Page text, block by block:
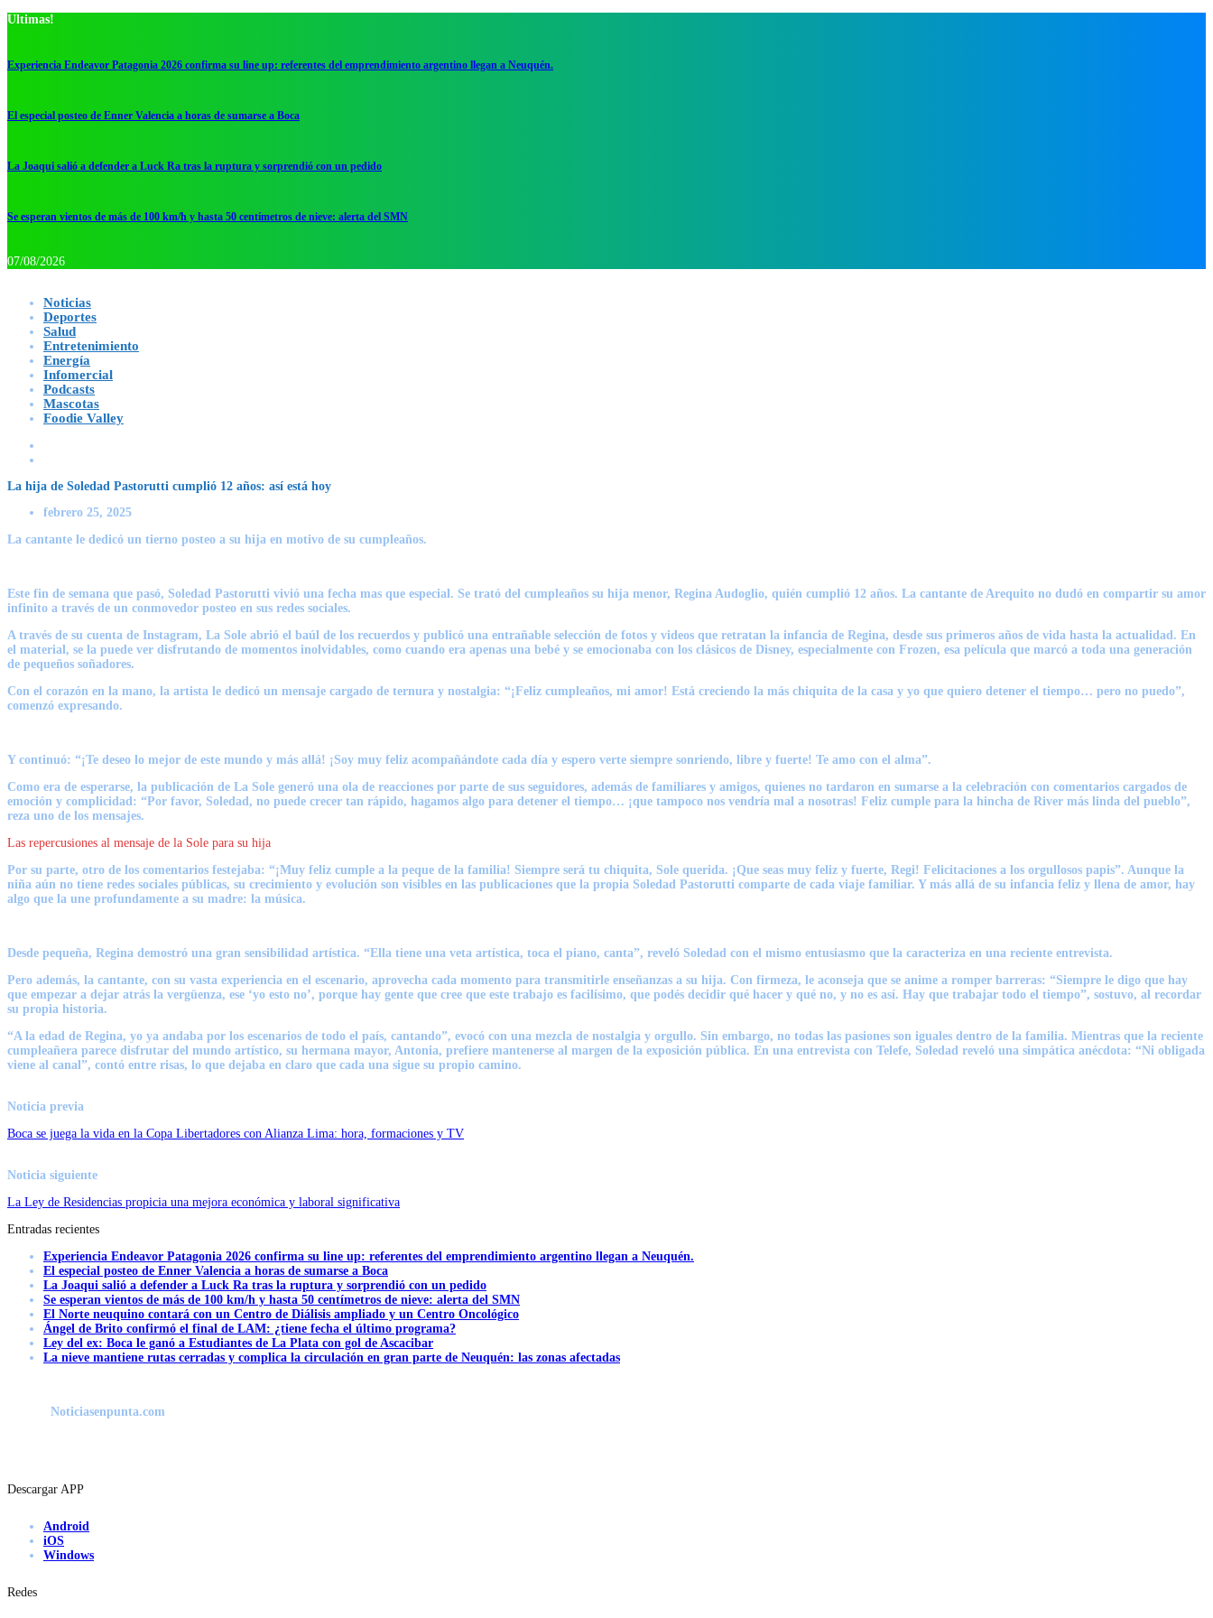
Ultimas!
Experiencia Endeavor Patagonia 2026 confirma su line up: referentes del emprendimiento argentino llegan a Neuquén.
El especial posteo de Enner Valencia a horas de sumarse a Boca
La Joaqui salió a defender a Luck Ra tras la ruptura y sorprendió con un pedido
Se esperan vientos de más de 100 km/h y hasta 50 centímetros de nieve: alerta del SMN
07/08/2026
Noticias
Deportes
Salud
Entretenimiento
Energía
Infomercial
Podcasts
Mascotas
Foodie Valley
La hija de Soledad Pastorutti cumplió 12 años: así está hoy
febrero 25, 2025
La cantante le dedicó un tierno posteo a su hija en motivo de su cumpleaños.
Este fin de semana que pasó, Soledad Pastorutti vivió una fecha mas que especial. Se trató del cumpleaños su hija menor, Regina Audoglio, quién cumplió 12 años. La cantante de Arequito no dudó en compartir su amor
infinito a través de un conmovedor posteo en sus redes sociales.
A través de su cuenta de Instagram, La Sole abrió el baúl de los recuerdos y publicó una entrañable selección de fotos y videos que retratan la infancia de Regina, desde sus primeros años de vida hasta la actualidad. En
el material, se la puede ver disfrutando de momentos inolvidables, como cuando era apenas una bebé y se emocionaba con los clásicos de Disney, especialmente con Frozen, esa película que marcó a toda una generación
de pequeños soñadores.
Con el corazón en la mano, la artista le dedicó un mensaje cargado de ternura y nostalgia: “¡Feliz cumpleaños, mi amor! Está creciendo la más chiquita de la casa y yo que quiero detener el tiempo… pero no puedo”,
comenzó expresando.
Y continuó: “¡Te deseo lo mejor de este mundo y más allá! ¡Soy muy feliz acompañándote cada día y espero verte siempre sonriendo, libre y fuerte! Te amo con el alma”.
Como era de esperarse, la publicación de La Sole generó una ola de reacciones por parte de sus seguidores, además de familiares y amigos, quienes no tardaron en sumarse a la celebración con comentarios cargados de
emoción y complicidad: “Por favor, Soledad, no puede crecer tan rápido, hagamos algo para detener el tiempo… ¡que tampoco nos vendría mal a nosotras! Feliz cumple para la hincha de River más linda del pueblo”,
reza uno de los mensajes.
Las repercusiones al mensaje de la Sole para su hija
Por su parte, otro de los comentarios festejaba: “¡Muy feliz cumple a la peque de la familia! Siempre será tu chiquita, Sole querida. ¡Que seas muy feliz y fuerte, Regi! Felicitaciones a los orgullosos papis”. Aunque la
niña aún no tiene redes sociales públicas, su crecimiento y evolución son visibles en las publicaciones que la propia Soledad Pastorutti comparte de cada viaje familiar. Y más allá de su infancia feliz y llena de amor, hay
algo que la une profundamente a su madre: la música.
Desde pequeña, Regina demostró una gran sensibilidad artística. “Ella tiene una veta artística, toca el piano, canta”, reveló Soledad con el mismo entusiasmo que la caracteriza en una reciente entrevista.
Pero además, la cantante, con su vasta experiencia en el escenario, aprovecha cada momento para transmitirle enseñanzas a su hija. Con firmeza, le aconseja que se anime a romper barreras: “Siempre le digo que hay
que empezar a dejar atrás la vergüenza, ese ‘yo esto no’, porque hay gente que cree que este trabajo es facilísimo, que podés decidir qué hacer y qué no, y no es así. Hay que trabajar todo el tiempo”, sostuvo, al recordar
su propia historia.
“A la edad de Regina, yo ya andaba por los escenarios de todo el país, cantando”, evocó con una mezcla de nostalgia y orgullo. Sin embargo, no todas las pasiones son iguales dentro de la familia. Mientras que la reciente
cumpleañera parece disfrutar del mundo artístico, su hermana mayor, Antonia, prefiere mantenerse al margen de la exposición pública. En una entrevista con Telefe, Soledad reveló una simpática anécdota: “Ni obligada
viene al canal”, contó entre risas, lo que dejaba en claro que cada una sigue su propio camino.
Noticia previa
Boca se juega la vida en la Copa Libertadores con Alianza Lima: hora, formaciones y TV
Noticia siguiente
La Ley de Residencias propicia una mejora económica y laboral significativa
Entradas recientes
Experiencia Endeavor Patagonia 2026 confirma su line up: referentes del emprendimiento argentino llegan a Neuquén.
El especial posteo de Enner Valencia a horas de sumarse a Boca
La Joaqui salió a defender a Luck Ra tras la ruptura y sorprendió con un pedido
Se esperan vientos de más de 100 km/h y hasta 50 centímetros de nieve: alerta del SMN
El Norte neuquino contará con un Centro de Diálisis ampliado y un Centro Oncológico
Ángel de Brito confirmó el final de LAM: ¿tiene fecha el último programa?
Ley del ex: Boca le ganó a Estudiantes de La Plata con gol de Ascacibar
La nieve mantiene rutas cerradas y complica la circulación en gran parte de Neuquén: las zonas afectadas
Noticiasenpunta.com
Descargar APP
Android
iOS
Windows
Redes